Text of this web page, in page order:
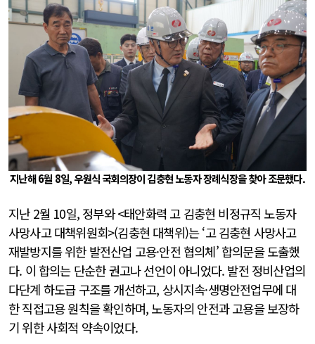
지난해 6월 8일, 우원식 국회의장이 김충현 노동자 장례식장을 찾아 조문했다.
지난 2월 10일, 정부와 <태안화력 고 김충현 비정규직 노동자
사망사고 대책위원회>(김충현 대책위)는 ‘고 김충현 사망사고
재발방지를 위한 발전산업 고용·안전 협의체’ 합의문을 도출했
다. 이 합의는 단순한 권고나 선언이 아니었다. 발전 정비산업의
다단계 하도급 구조를 개선하고, 상시지속·생명안전업무에 대
한 직접고용 원칙을 확인하며, 노동자의 안전과 고용을 보장하
기 위한 사회적 약속이었다.